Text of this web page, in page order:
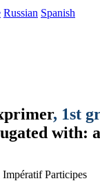
Russian Spanish
, 1st
with:
Impératif Participes